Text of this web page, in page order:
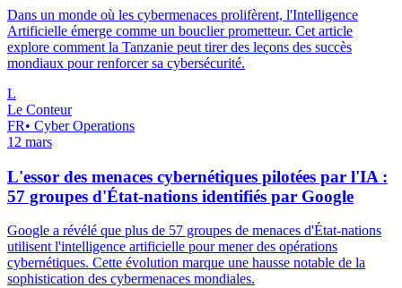
Dans un monde où les cybermenaces prolifèrent, l'Intelligence
Artificielle émerge comme un bouclier prometteur. Cet article
explore comment la Tanzanie peut tirer des leçons des succès
mondiaux pour renforcer sa cybersécurité.
L
Le Conteur
FR• Cyber Operations
12 mars
L'essor des menaces cybernétiques pilotées par l'IA :
57 groupes d'État-nations identifiés par Google
Google a révélé que plus de 57 groupes de menaces d'État-nations
utilisent l'intelligence artificielle pour mener des opérations
cybernétiques. Cette évolution marque une hausse notable de la
sophistication des cybermenaces mondiales.